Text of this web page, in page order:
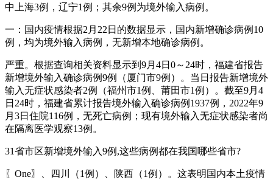
中上海3例，辽宁1例；其余9例为境外输入病例。
一：国内疫情根据2月22日的数据显示，国内新增确诊病例10
例，均为境外输入病例，无新增本地确诊病例。
严重。根据查询相关资料显示到9月4日0～24时，福建省报告
新增境外输入确诊病例9例（厦门市9例）。当日报告新增境外
输入无症状感染者2例（福州市1例、莆田市1例）。截至9月4
日24时，福建省累计报告境外输入确诊病例1937例，2022年9
月3日住院116例，无死亡病例；现有境外输入无症状感染者尚
在隔离医学观察13例。
31省市区新增境外输入9例,这些病例都在我国哪些省市?
〖One〗、四川（1例）、陕西（1例）。这表明国内本土疫情